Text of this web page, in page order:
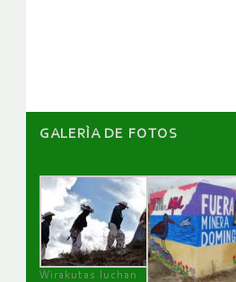
GALERÌA DE FOTOS
Wirakutas luchan